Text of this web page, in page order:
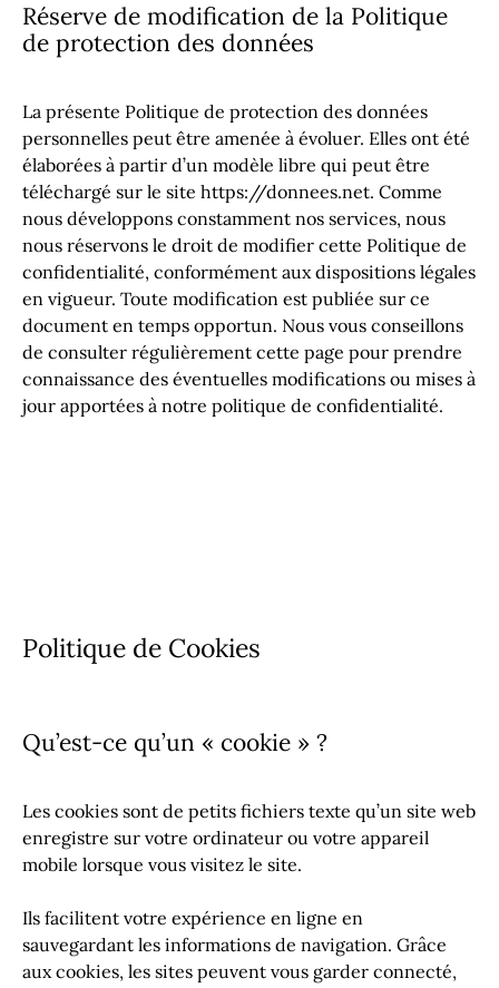
Réserve de modification de la Politique
de protection des données
La présente Politique de protection des données
personnelles peut être amenée à évoluer. Elles ont été
élaborées à partir d’un modèle libre qui peut être
téléchargé sur le site https://donnees.net. Comme
nous développons constamment nos services, nous
nous réservons le droit de modifier cette Politique de
confidentialité, conformément aux dispositions légales
en vigueur. Toute modification est publiée sur ce
document en temps opportun. Nous vous conseillons
de consulter régulièrement cette page pour prendre
connaissance des éventuelles modifications ou mises à
jour apportées à notre politique de confidentialité.
Politique de Cookies
Qu’est-ce qu’un « cookie » ?
Les cookies sont de petits fichiers texte qu’un site web
enregistre sur votre ordinateur ou votre appareil
mobile lorsque vous visitez le site.
Ils facilitent votre expérience en ligne en
sauvegardant les informations de navigation. Grâce
aux cookies, les sites peuvent vous garder connecté,